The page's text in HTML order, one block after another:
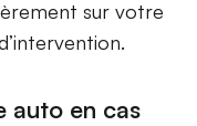
sur votre
auto en cas